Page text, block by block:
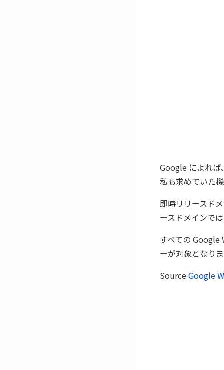
Google によれば
私も求めていた
即時リリースド
ースドメインで
すべての
ーが対象となり
SourceGoogle